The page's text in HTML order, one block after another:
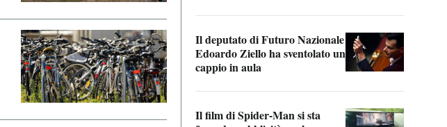
Il deputato di Futuro Nazionale
Edoardo Ziello ha sventolato un
cappio in aula
Il film di Spider-Man si sta